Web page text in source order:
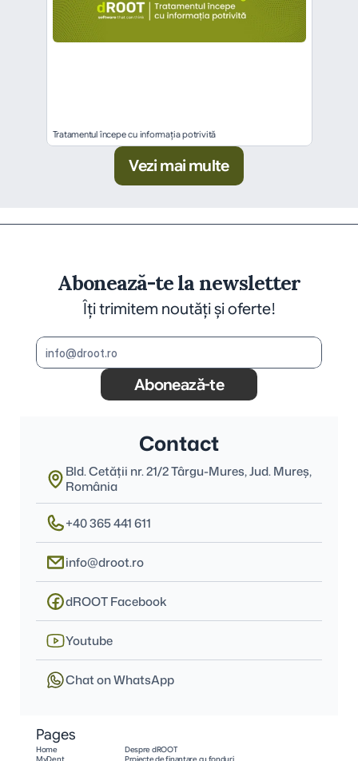
Tratamentul începe cu informația potrivită
Vezi mai multe
Abonează-te la newsletter
Îți trimitem noutăți și oferte!
Abonează-te
Contact
Bld. Cetății nr. 21/2 Târgu-Mures, Jud. Mureş,
România
+40 365 441 611
info@droot.ro
dROOT Facebook
Youtube
Chat on WhatsApp
Pages
Home
Despre dROOT